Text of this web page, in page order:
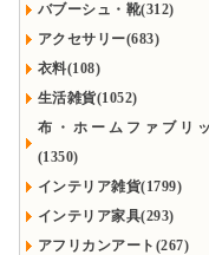
バブーシュ・靴(312)
アクセサリー(683)
衣料(108)
生活雑貨(1052)
布・ホームファブリ
(1350)
インテリア雑貨(1799)
インテリア家具(293)
アフリカンアート(267)